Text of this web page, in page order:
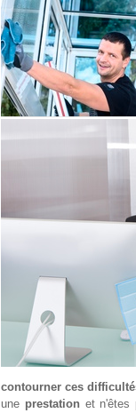
contourner ces
une prestation et n'êtes